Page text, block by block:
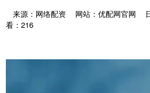
来源：网络配资 网站：优配网官网
看：216